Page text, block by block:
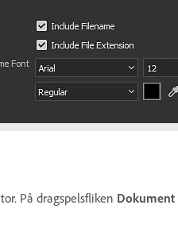
På dragspelsfliken Dokument